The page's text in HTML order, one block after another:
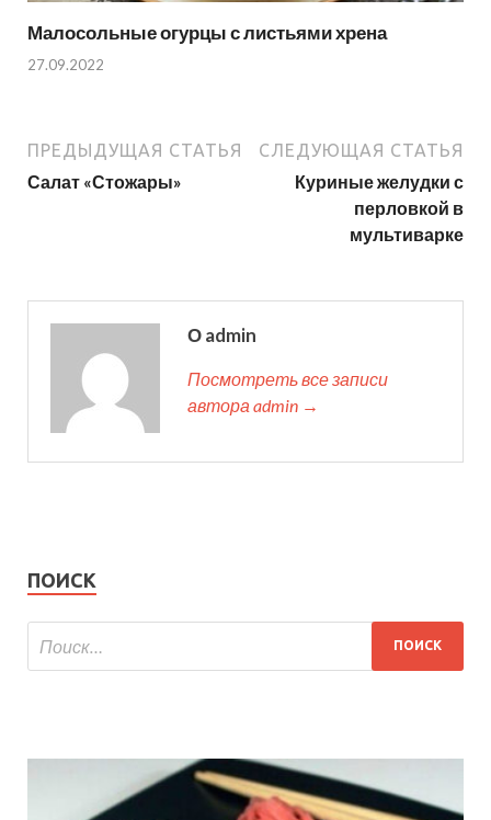
Малосольные огурцы с листьями хрена
27.09.2022
ПРЕДЫДУЩАЯ СТАТЬЯ
Салат «Стожары»
СЛЕДУЮЩАЯ СТАТЬЯ
Куриные желудки с
перловкой в
мультиварке
О admin
Посмотреть все записи
автора admin →
ПОИСК